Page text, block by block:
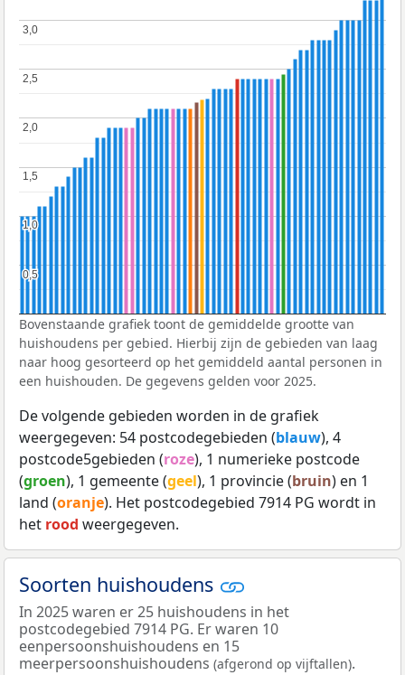
0,5
0,5
1,0
1,0
1,5
1,5
2,0
2,0
2,5
2,5
3,0
3,0
Bovenstaande grafiek toont de gemiddelde grootte van
huishoudens per gebied. Hierbij zijn de gebieden van laag
naar hoog gesorteerd op het gemiddeld aantal personen in
een huishouden. De gegevens gelden voor 2025.
De volgende gebieden worden in de grafiek
weergegeven: 54 postcodegebieden (blauw), 4
postcode5gebieden (roze), 1 numerieke postcode
(groen), 1 gemeente (geel), 1 provincie (bruin) en 1
land (oranje). Het postcodegebied 7914 PG wordt in
het rood weergegeven.
Soorten huishoudens
In 2025 waren er 25 huishoudens in het
postcodegebied 7914 PG. Er waren 10
eenpersoonshuishoudens en 15
meerpersoonshuishoudens (afgerond op vijftallen).